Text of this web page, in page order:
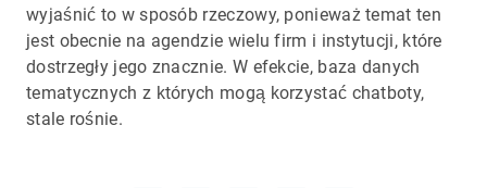
wyjaśnić to w sposób rzeczowy, ponieważ temat ten
jest obecnie na agendzie wielu firm i instytucji, które
dostrzegły jego znacznie. W efekcie, baza danych
tematycznych z których mogą korzystać chatboty,
stale rośnie.